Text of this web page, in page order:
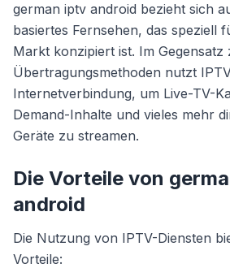
german iptv android bezieht sich
basiertes Fernsehen, das speziell
Markt konzipiert ist. Im
Übertragungsmethoden nutzt
Internetverbindung, um Live-TV-
Demand-Inhalte und vieles mehr
Geräte zu streamen.
Die Vorteile von
android
Die Nutzung von IPTV-Diensten
Vorteile: